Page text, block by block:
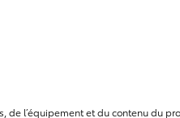
de l’équipement et du contenu du